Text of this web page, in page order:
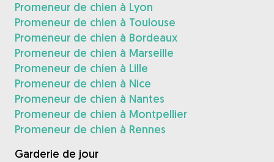
Promeneur de chien à Lyon
Promeneur de chien à Toulouse
Promeneur de chien à Bordeaux
Promeneur de chien à Marseille
Promeneur de chien à Lille
Promeneur de chien à Nice
Promeneur de chien à Nantes
Promeneur de chien à Montpellier
Promeneur de chien à Rennes
Garderie de jour